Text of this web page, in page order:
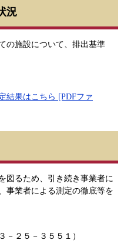
況
の施設について、排出基準
結果はこちら [PDFファ
図るため、引き続き事業者に
事業者による測定の徹底等を
２５－３５５１）